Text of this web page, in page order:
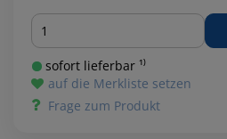
Menge
sofort lieferbar ¹⁾
auf die Merkliste setzen
Frage zum Produkt